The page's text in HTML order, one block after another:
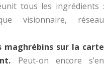
tous les ingrédients :
visionnaire, réseau
maghrébins sur la carte
Peut-on encore s’en